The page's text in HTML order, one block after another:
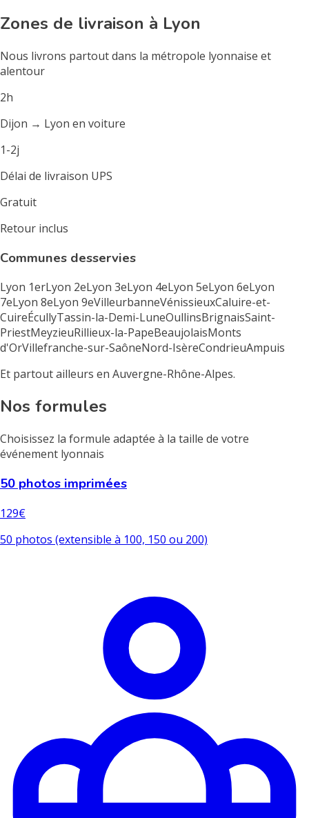
Zones de livraison à Lyon
Nous livrons partout dans la métropole lyonnaise et
alentour
2h
Dijon → Lyon en voiture
1-2j
Délai de livraison UPS
Gratuit
Retour inclus
Communes desservies
Lyon 1erLyon 2eLyon 3eLyon 4eLyon 5eLyon 6eLyon
7eLyon 8eLyon 9eVilleurbanneVénissieuxCaluire-et-
CuireÉcullyTassin-la-Demi-LuneOullinsBrignaisSaint-
PriestMeyzieuRillieux-la-PapeBeaujolaisMonts
d'OrVillefranche-sur-SaôneNord-IsèreCondrieuAmpuis
Et partout ailleurs en Auvergne-Rhône-Alpes.
Nos formules
Choisissez la formule adaptée à la taille de votre
événement lyonnais
50 photos imprimées
129€
50 photos (extensible à 100, 150 ou 200)